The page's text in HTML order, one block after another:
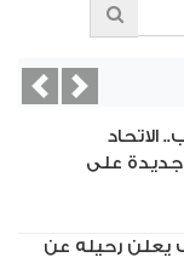
الاتحاد
جديدة على
يعلن رحيله عن
Next